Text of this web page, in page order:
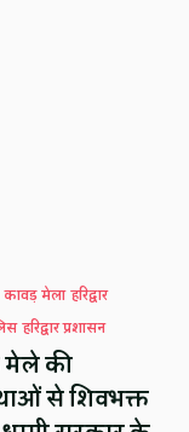
कावड़ मेला हरिद्वार
हरिद्वार प्रशासन
की
से शिवभक्त